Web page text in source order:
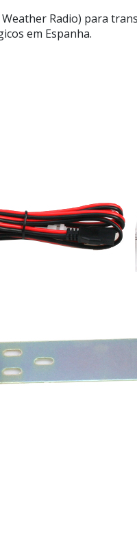
Radio) para
em Espanha.